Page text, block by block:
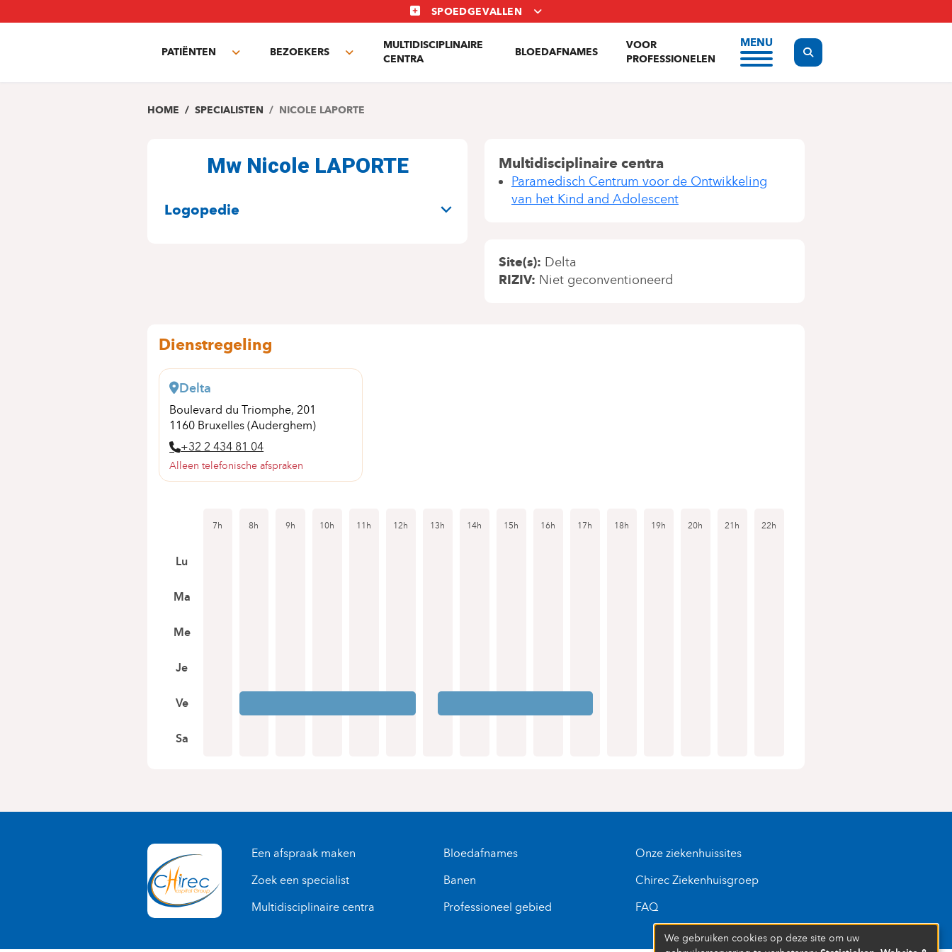
en
SPOEDGEVALLEN
PATIËNTEN
Toggle
BEZOEKERS
Toggle
MULTIDISCIPLINAIRE
CENTRA
BLOEDAFNAMES
VOOR
PROFESSIONELEN
MENU
Display the search form
HOME SPECIALISTEN NICOLE LAPORTE
Mw Nicole LAPORTE
SPECIALITEITEN
Logopedie
Multidisciplinaire centra
Paramedisch Centrum voor de Ontwikkeling
van het Kind and Adolescent
Site(s) Delta
RIZIV Niet geconventioneerd
Dienstregeling
Delta
Boulevard du Triomphe, 201
1160 Bruxelles (Auderghem)
+32 2 434 81 04
Alleen telefonische afspraken
7h 8h 9h 10h 11h 12h 13h 14h 15h 16h 17h 18h 19h 20h 21h 22h
Lu
Ma
Me
Je
Ve
Sa
Een afspraak maken
Zoek een specialist
Multidisciplinaire centra
Bloedafnames
Banen
Professioneel gebied
Onze ziekenhuissites
Chirec Ziekenhuisgroep
FAQ
We gebruiken cookies op deze site om uw